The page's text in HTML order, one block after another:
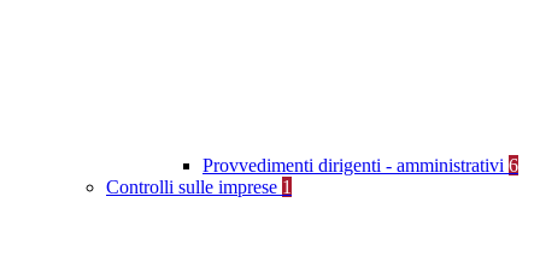
Provvedimenti dirigenti - amministrativi 6
Controlli sulle imprese 1